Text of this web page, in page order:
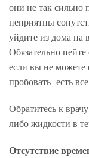
они не так сильно
неприятны
уйдите из дома на
Обязательно
если вы не
пробовать есть
Обратитесь к
либо жидкости в
Отсутствие